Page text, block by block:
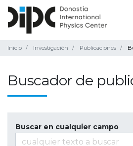
Inicio Investigación Publicaciones
Buscador de
Buscar en cualquier campo